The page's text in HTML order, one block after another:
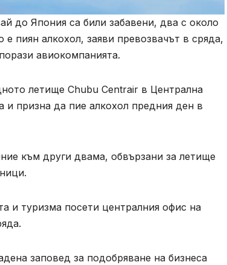
до Япония са били забавени, два с около
пиян алкохол, заяви превозвачът в сряда,
авиокомпанията.
летище Chubu Centrair в Централна
и призна да пие алкохол предния ден в
към други двама, обвързани за летище
и туризма посети централния офис на
заповед за подобряване на бизнеса